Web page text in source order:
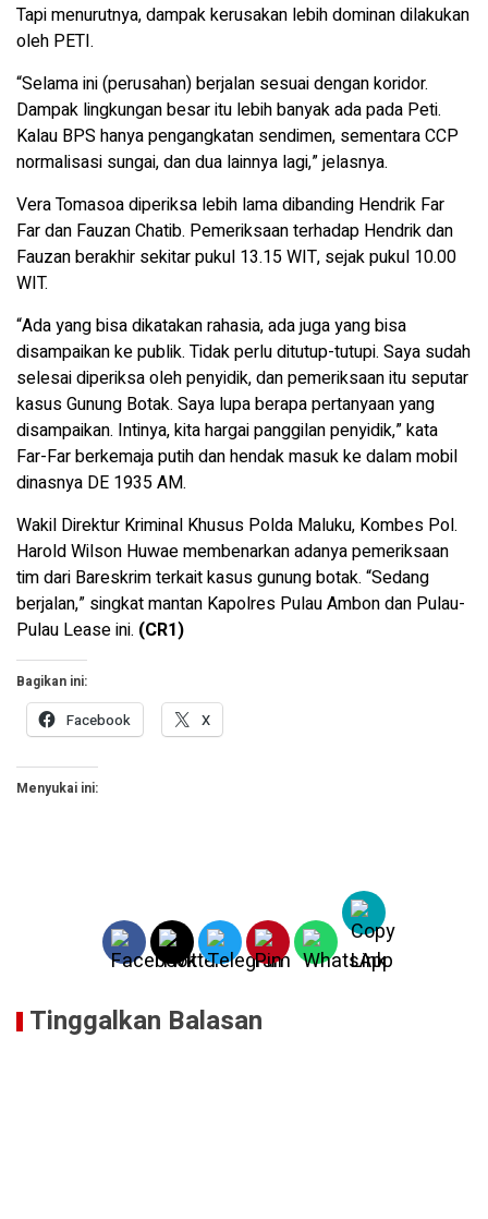
Tapi menurutnya, dampak kerusakan lebih dominan dilakukan
oleh PETI.
“Selama ini (perusahan) berjalan sesuai dengan koridor.
Dampak lingkungan besar itu lebih banyak ada pada Peti.
Kalau BPS hanya pengangkatan sendimen, sementara CCP
normalisasi sungai, dan dua lainnya lagi,” jelasnya.
Vera Tomasoa diperiksa lebih lama dibanding Hendrik Far
Far dan Fauzan Chatib. Pemeriksaan terhadap Hendrik dan
Fauzan berakhir sekitar pukul 13.15 WIT, sejak pukul 10.00
WIT.
“Ada yang bisa dikatakan rahasia, ada juga yang bisa
disampaikan ke publik. Tidak perlu ditutup-tutupi. Saya sudah
selesai diperiksa oleh penyidik, dan pemeriksaan itu seputar
kasus Gunung Botak. Saya lupa berapa pertanyaan yang
disampaikan. Intinya, kita hargai panggilan penyidik,” kata
Far-Far berkemaja putih dan hendak masuk ke dalam mobil
dinasnya DE 1935 AM.
Wakil Direktur Kriminal Khusus Polda Maluku, Kombes Pol.
Harold Wilson Huwae membenarkan adanya pemeriksaan
tim dari Bareskrim terkait kasus gunung botak. “Sedang
berjalan,” singkat mantan Kapolres Pulau Ambon dan Pulau-
Pulau Lease ini. (CR1)
Bagikan ini:
Facebook X
Menyukai ini:
Tinggalkan Balasan